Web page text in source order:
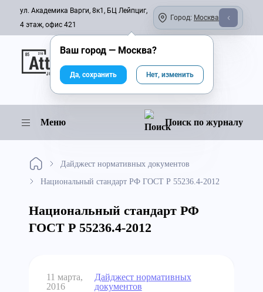
ул. Академика Варги, 8к1, БЦ Лейпциг,
4 этаж, офис 421
Город: Москва
Онлайн-журнал
Меню Поиск по журналу
Дайджест нормативных документов
Национальный стандарт РФ ГОСТ Р 55236.4-2012
Национальный стандарт РФ
ГОСТ Р 55236.4-2012
11 марта,
2016
Дайджест нормативных
документов
Ваш город — Москва?
Да, сохранить Нет, изменить